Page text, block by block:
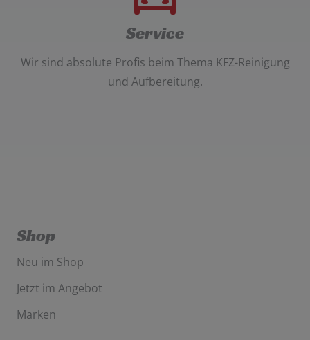
Service
Wir sind absolute Profis beim Thema KFZ-Reinigung
und Aufbereitung.
Shop
Neu im Shop
Jetzt im Angebot
Marken